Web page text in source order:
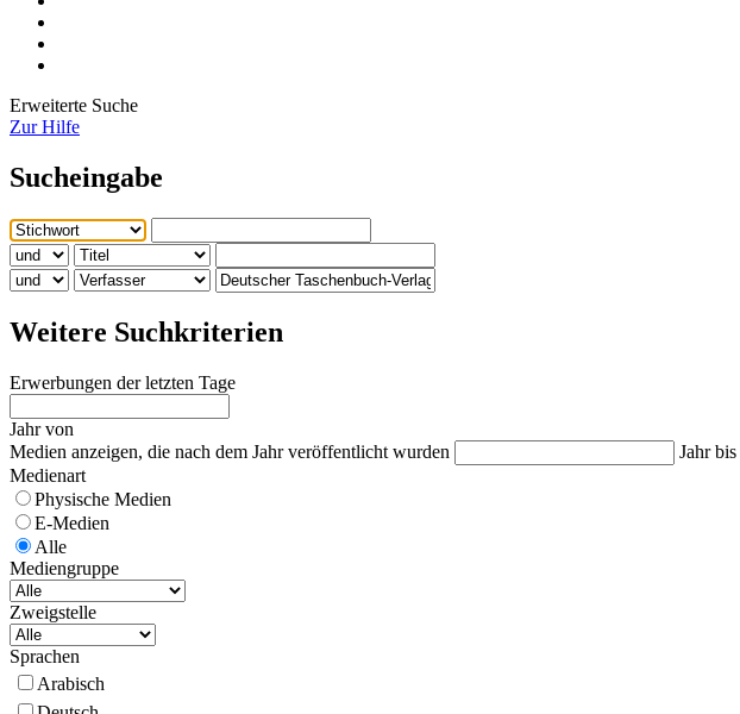
Erweiterte Suche
Zur Hilfe
Sucheingabe
Weitere Suchkriterien
Erwerbungen der letzten Tage
Jahr von
Medien anzeigen, die nach dem Jahr veröffentlicht wurden
Jahr bis
Medienart
Physische Medien
E-Medien
Alle
Mediengruppe
Zweigstelle
Sprachen
Arabisch